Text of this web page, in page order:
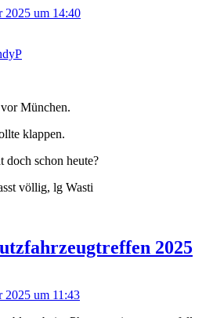
2025 um 14:40
München.
klappen.
doch schon heute?
völlig, lg Wasti
2025
2025 um 11:43